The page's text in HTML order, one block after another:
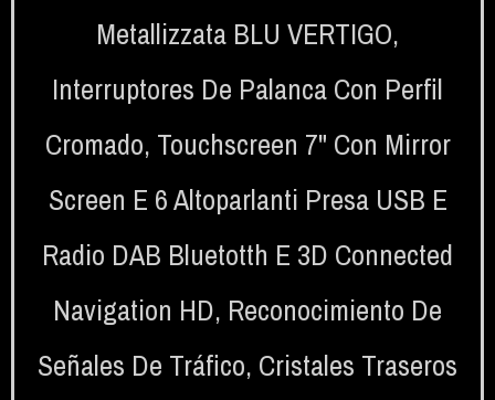
Metallizzata BLU VERTIGO,
Interruptores De Palanca Con Perfil
Cromado, Touchscreen 7" Con Mirror
Screen E 6 Altoparlanti Presa USB E
Radio DAB Bluetotth E 3D Connected
Navigation HD, Reconocimiento De
Señales De Tráfico, Cristales Traseros